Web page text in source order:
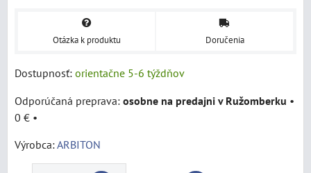
Otázka k produktu Doručenia
Dostupnosť: orientačne 5-6 týždňov
osobne na predajni v Ružomberku •
0 € •
Výrobca:ARBITON